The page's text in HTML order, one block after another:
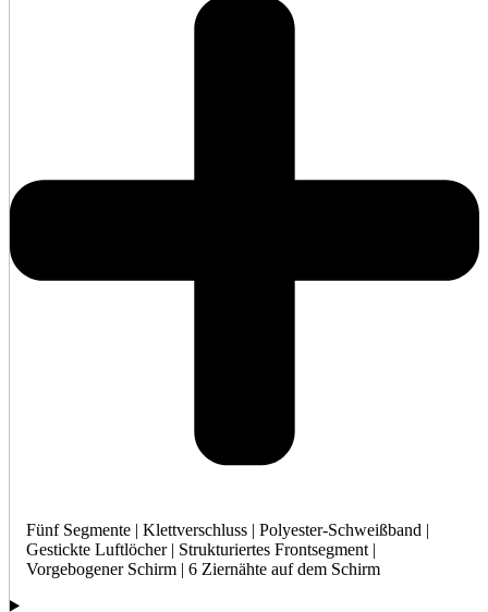
Fünf Segmente | Klettverschluss | Polyester-Schweißband |
Gestickte Luftlöcher | Strukturiertes Frontsegment |
Vorgebogener Schirm | 6 Ziernähte auf dem Schirm